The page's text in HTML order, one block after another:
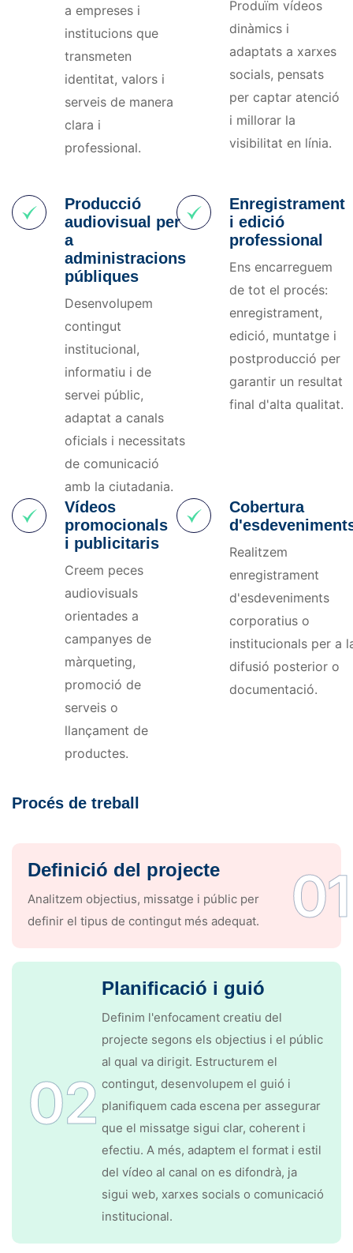
a empreses i
institucions que
transmeten
identitat, valors i
serveis de manera
clara i
professional.
Produïm vídeos
dinàmics i
adaptats a xarxes
socials, pensats
per captar atenció
i millorar la
visibilitat en línia.
Producció
audiovisual per
a
administracions
públiques
Desenvolupem
contingut
institucional,
informatiu i de
servei públic,
adaptat a canals
oficials i necessitats
de comunicació
amb la ciutadania.
Enregistrament
i edició
professional
Ens encarreguem
de tot el procés:
enregistrament,
edició, muntatge i
postproducció per
garantir un resultat
final d'alta qualitat.
Vídeos
promocionals
i publicitaris
Creem peces
audiovisuals
orientades a
campanyes de
màrqueting,
promoció de
serveis o
llançament de
productes.
Cobertura
Realitzem
enregistrament
d'esdeveniments
corporatius o
institucionals per a
difusió posterior o
documentació.
Procés de treball
Definició del projecte
Analitzem objectius, missatge i públic per
definir el tipus de contingut més adequat.
01
02
Planificació i guió
Definim l'enfocament creatiu del
projecte segons els objectius i el públic
al qual va dirigit. Estructurem el
contingut, desenvolupem el guió i
planifiquem cada escena per assegurar
que el missatge sigui clar, coherent i
efectiu. A més, adaptem el format i estil
del vídeo al canal on es difondrà, ja
sigui web, xarxes socials o comunicació
institucional.